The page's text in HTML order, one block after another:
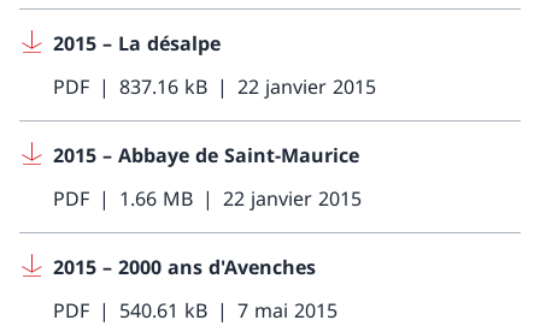
2015 – La désalpe
PDF
837.16 kB 22 janvier 2015
2015 – Abbaye de Saint-Maurice
PDF
1.66 MB 22 janvier 2015
2015 – 2000 ans d'Avenches
PDF
540.61 kB 7 mai 2015